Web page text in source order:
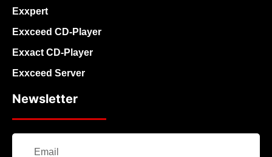
Exxpert
Exxceed CD-Player
Exxact CD-Player
Exxceed Server
Newsletter